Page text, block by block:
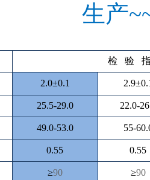
生产
检 验
2.0±0.1
25.5-29.0 22.0-
49.0-53.0 55-
0.55 0.55
≥90 ≥90